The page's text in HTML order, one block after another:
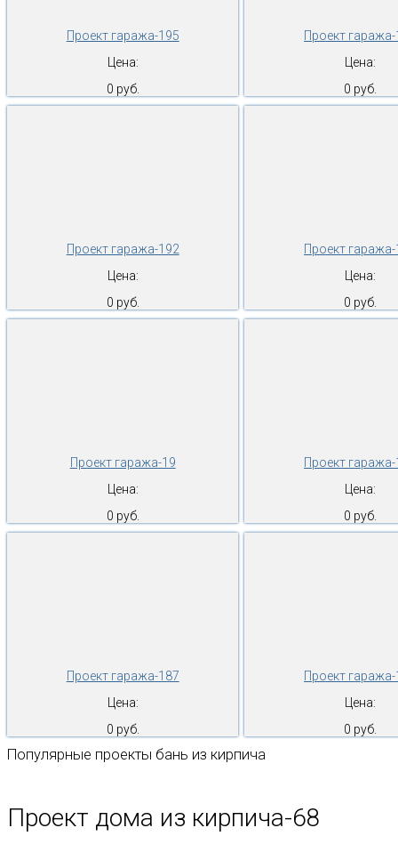
Проект гаража-195
Цена:
0 руб.
Проект
Цена:
0 руб.
Проект гаража-192
Цена:
0 руб.
Проект
Цена:
0 руб.
Проект гаража-19
Цена:
0 руб.
Проект
Цена:
0 руб.
Проект гаража-187
Цена:
0 руб.
Проект
Цена:
0 руб.
Популярные проекты бань из кирпича
Проект дома из кирпича-68